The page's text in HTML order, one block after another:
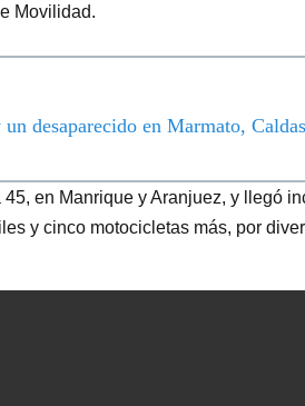
Movilidad.
desaparecido en Marmato, Caldas
en Manrique y Aranjuez, y llegó
y cinco motocicletas más, por